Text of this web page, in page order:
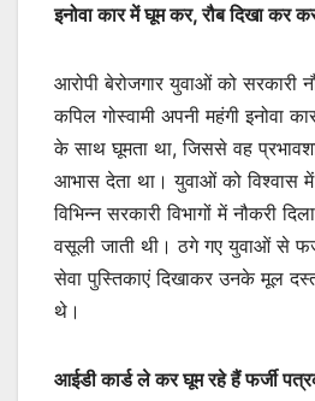
इनोवा कार में घूम कर, रौब दिखा कर
आरोपी बेरोजगार युवाओं को सरकारी
कपिल गोस्वामी अपनी महंगी इनोवा
के साथ घूमता था, जिससे वह
आभास देता था। युवाओं को विश्वास
विभिन्न सरकारी विभागों में नौकरी
वसूली जाती थी। ठगे गए युवाओं से
सेवा पुस्तिकाएं दिखाकर उनके मूल
थे।
आईडी कार्ड ले कर घूम रहे हैं फर्जी